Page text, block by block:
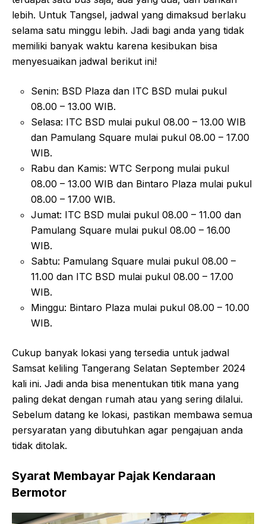
lebih. Untuk Tangsel, jadwal yang dimaksud berlaku
selama satu minggu lebih. Jadi bagi anda yang tidak
memiliki banyak waktu karena kesibukan bisa
menyesuaikan jadwal berikut ini!
Senin: BSD Plaza dan ITC BSD mulai pukul
08.00 – 13.00 WIB.
Selasa: ITC BSD mulai pukul 08.00 – 13.00 WIB
dan Pamulang Square mulai pukul 08.00 – 17.00
WIB.
Rabu dan Kamis: WTC Serpong mulai pukul
08.00 – 13.00 WIB dan Bintaro Plaza mulai pukul
08.00 – 17.00 WIB.
Jumat: ITC BSD mulai pukul 08.00 – 11.00 dan
Pamulang Square mulai pukul 08.00 – 16.00
WIB.
Sabtu: Pamulang Square mulai pukul 08.00 –
11.00 dan ITC BSD mulai pukul 08.00 – 17.00
WIB.
Minggu: Bintaro Plaza mulai pukul 08.00 – 10.00
WIB.
Cukup banyak lokasi yang tersedia untuk jadwal
Samsat keliling Tangerang Selatan September 2024
kali ini. Jadi anda bisa menentukan titik mana yang
paling dekat dengan rumah atau yang sering dilalui.
Sebelum datang ke lokasi, pastikan membawa semua
persyaratan yang dibutuhkan agar pengajuan anda
tidak ditolak.
Syarat Membayar Pajak Kendaraan
Bermotor